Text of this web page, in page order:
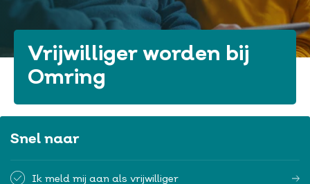
Vrijwilliger worden bij
Omring
Snel naar
Ik meld mij aan als vrijwilliger